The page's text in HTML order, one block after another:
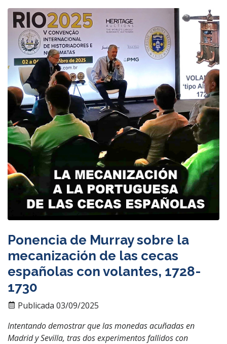
Ponencia de Murray sobre la
mecanización de las cecas
españolas con volantes, 1728-
1730
Publicada 03/09/2025
Intentando demostrar que las monedas acuñadas en
Madrid y Sevilla, tras dos experimentos fallidos con